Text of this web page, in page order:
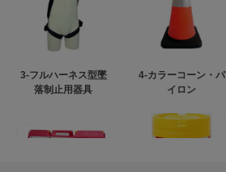
3-フルハーネス型墜
落制止用器具
4-カラーコーン・パ
イロン